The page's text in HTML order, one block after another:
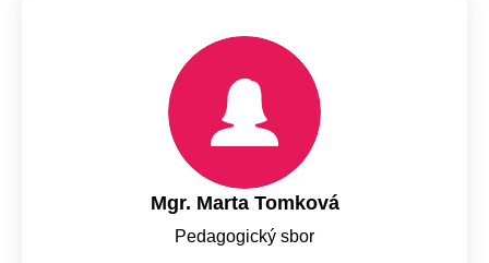
Mgr. Marta Tomková
Pedagogický sbor